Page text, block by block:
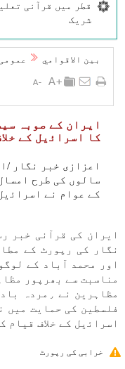
قطر میں قرآنی
شریک
بين الاقوامي عمومی
ايران كے صوبہ
كا اسراﺋيل كے
اعزازی خبر نگار /
سالوں كی طرح
كے عوام نے
ايران كی قرآنی خبر
نگار كی رپورٹ كے
اور محمد آباد كے
مناسبت سے بھرپور
فلسطين كی حمايت میں
اسراﺋيل كے خلاف قيام
خرابی کی رپورٹ